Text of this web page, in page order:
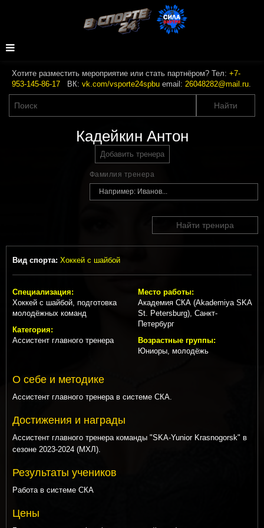
Хотите разместить мероприятие или стать партнёром? Тел: +7-
953-145-86-17 ВК: vk.com/vsporte24spbu email: 26048282@mail.ru.
Кадейкин Антон
Добавить тренера
Фамилия тренера
Найти тренира
Вид спорта: Хоккей с шайбой
Специализация:
Хоккей с шайбой, подготовка
молодёжных команд
Категория:
Ассистент главного тренера
Место работы:
Академия СКА (Akademiya SKA
St. Petersburg), Санкт-
Петербург
Возрастные группы:
Юниоры, молодёжь
О себе и методике
Ассистент главного тренера в системе СКА.
Достижения и награды
Ассистент главного тренера команды "SKA-Yunior Krasnogorsk" в
сезоне 2023-2024 (МХЛ).
Результаты учеников
Работа в системе СКА
Цены